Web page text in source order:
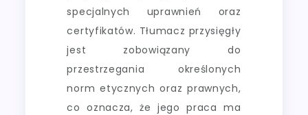
specjalnych uprawnień oraz
certyfikatów. Tłumacz przysięgły
jest zobowiązany do
przestrzegania określonych
norm etycznych oraz prawnych,
co oznacza, że jego praca ma